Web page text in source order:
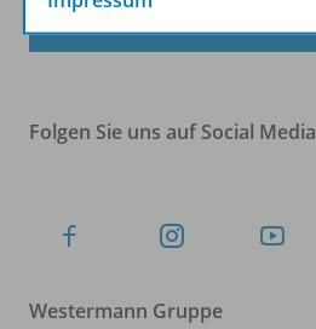
Folgen Sie uns auf Social Media
Westermann Gruppe